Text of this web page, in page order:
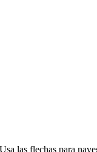
las flechas para